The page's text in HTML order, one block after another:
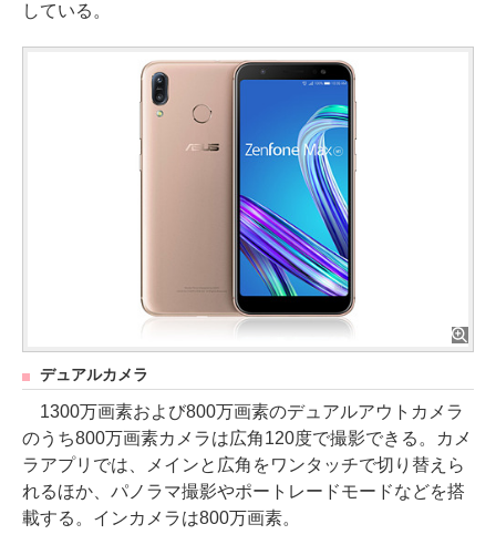
している。
デュアルカメラ
1300万画素および800万画素のデュアルアウトカメラ
のうち800万画素カメラは広角120度で撮影できる。カメ
ラアプリでは、メインと広角をワンタッチで切り替えら
れるほか、パノラマ撮影やポートレードモードなどを搭
載する。インカメラは800万画素。